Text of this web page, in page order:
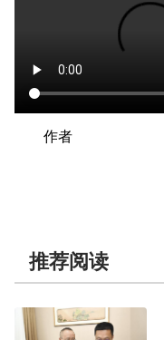
作者
推荐阅读